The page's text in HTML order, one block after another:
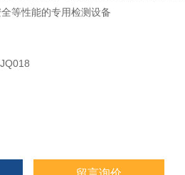
等性能的专用检测设备